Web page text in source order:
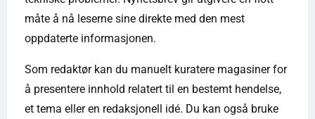
måte å nå leserne sine direkte med den mest
oppdaterte informasjonen.
Som redaktør kan du manuelt kuratere magasiner for
å presentere innhold relatert til en bestemt hendelse,
et tema eller en redaksjonell idé. Du kan også bruke